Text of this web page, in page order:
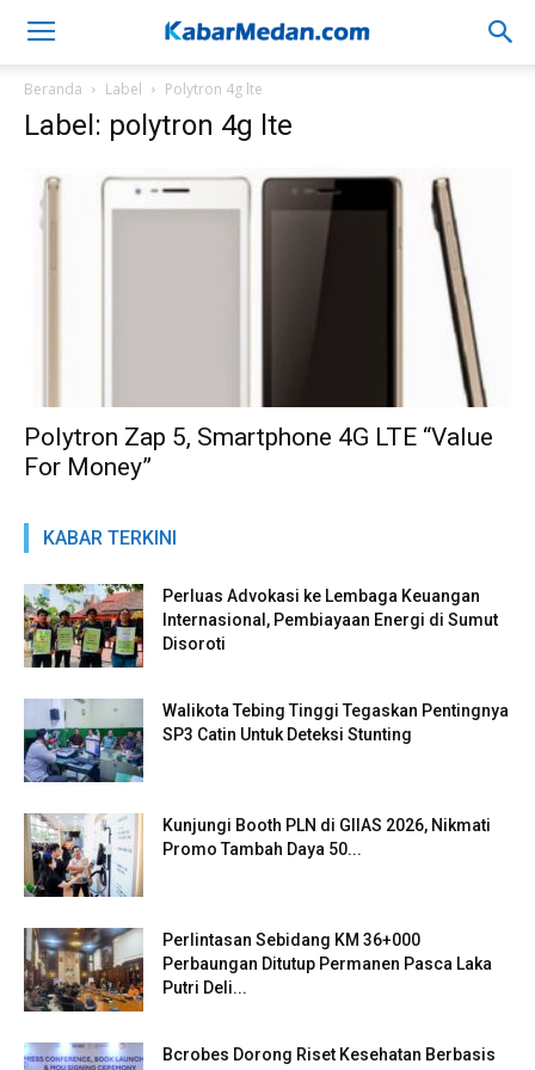
Beranda Label Polytron 4g lte
Label: polytron 4g lte
Polytron Zap 5, Smartphone 4G LTE “Value
For Money”
KABAR TERKINI
Perluas Advokasi ke Lembaga Keuangan
Internasional, Pembiayaan Energi di Sumut
Disoroti
Walikota Tebing Tinggi Tegaskan Pentingnya
SP3 Catin Untuk Deteksi Stunting
Kunjungi Booth PLN di GIIAS 2026, Nikmati
Promo Tambah Daya 50...
Perlintasan Sebidang KM 36+000
Perbaungan Ditutup Permanen Pasca Laka
Putri Deli...
Bcrobes Dorong Riset Kesehatan Berbasis